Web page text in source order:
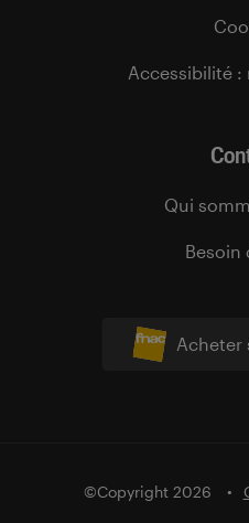
Acheter
Accessibilité
Qui
Besoin
©Copyright 2026